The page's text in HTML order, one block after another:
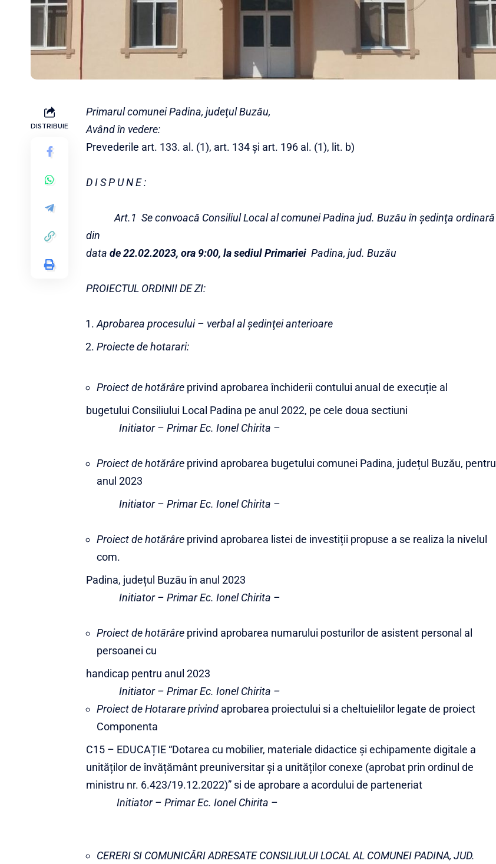
DISTRIBUIE
Primarul comunei Padina, judeţul Buzău,
Având în vedere:
Prevederile art. 133. al. (1), art. 134 și art. 196 al. (1), lit. b)
D I S P U N E :
Art.1 Se convoacă Consiliul Local al comunei Padina jud. Buzău în şedinţa ordinară
din
data de 22.02.2023, ora 9:00, la sediul Primariei Padina, jud. Buzău
PROIECTUL ORDINII DE ZI:
Aprobarea procesului – verbal al şedinţei anterioare
Proiecte de hotarari:
Proiect de hotărâre privind aprobarea închiderii contului anual de execuție al
bugetului Consiliului Local Padina pe anul 2022, pe cele doua sectiuni
Initiator – Primar Ec. Ionel Chirita –
Proiect de hotărâre privind aprobarea bugetului comunei Padina, județul Buzău, pentru
anul 2023
Initiator – Primar Ec. Ionel Chirita –
Proiect de hotărâre privind aprobarea listei de investiții propuse a se realiza la nivelul
com.
Padina, județul Buzău în anul 2023
Initiator – Primar Ec. Ionel Chirita –
Proiect de hotărâre privind aprobarea numarului posturilor de asistent personal al
persoanei cu
handicap pentru anul 2023
Initiator – Primar Ec. Ionel Chirita –
Proiect de Hotarareprivind aprobarea proiectului si a cheltuielilor legate de proiect
Componenta
C15 – EDUCAȚIE “Dotarea cu mobilier, materiale didactice și echipamente digitale a
unităților de învățământ preuniversitar și a unităților conexe (aprobat prin ordinul de
ministru nr. 6.423/19.12.2022)” si de aprobare a acordului de parteneriat
Initiator – Primar Ec. Ionel Chirita –
CERERI SI COMUNICĂRI ADRESATE CONSILIULUI LOCAL AL COMUNEI PADINA, JUD.